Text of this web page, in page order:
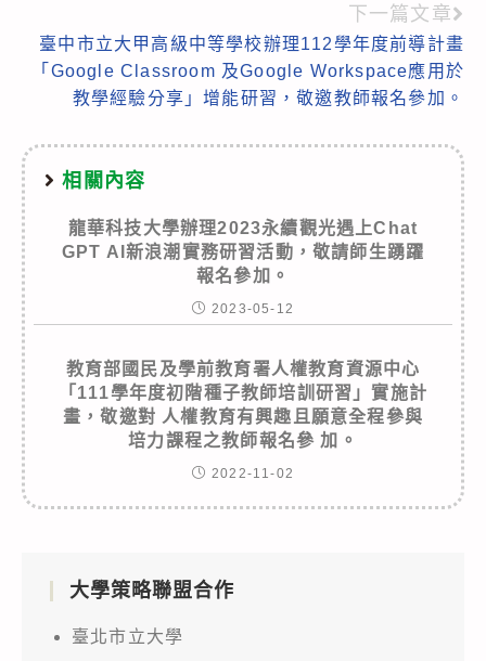
下一篇文章
臺中市立大甲高級中等學校辦理112學年度前導計畫
「Google Classroom 及Google Workspace應用於
教學經驗分享」增能研習，敬邀教師報名參加。
相關內容
龍華科技大學辦理2023永續觀光遇上Chat
GPT AI新浪潮實務研習活動，敬請師生踴躍
報名參加。
2023-05-12
教育部國民及學前教育署人權教育資源中心
「111學年度初階種子教師培訓研習」實施計
畫，敬邀對 人權教育有興趣且願意全程參與
培力課程之教師報名參 加。
2022-11-02
大學策略聯盟合作
臺北市立大學